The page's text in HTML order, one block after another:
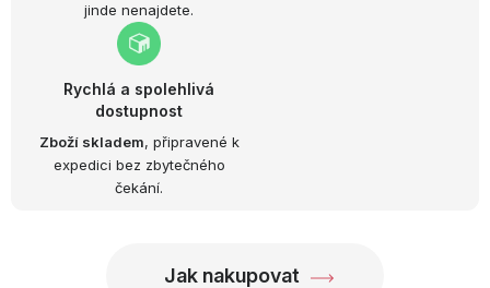
jinde nenajdete.
Rychlá a spolehlivá
dostupnost
Zboží skladem, připravené k
expedici bez zbytečného
čekání.
Jak nakupovat